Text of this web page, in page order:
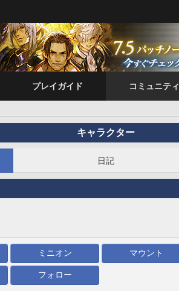
プレイガイド コミュニティ
キャラクター
日記
ミニオン マウント
フォロー